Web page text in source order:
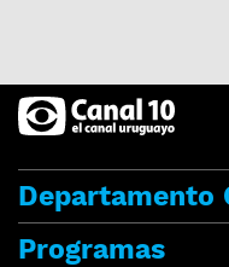
Departamento
Programas